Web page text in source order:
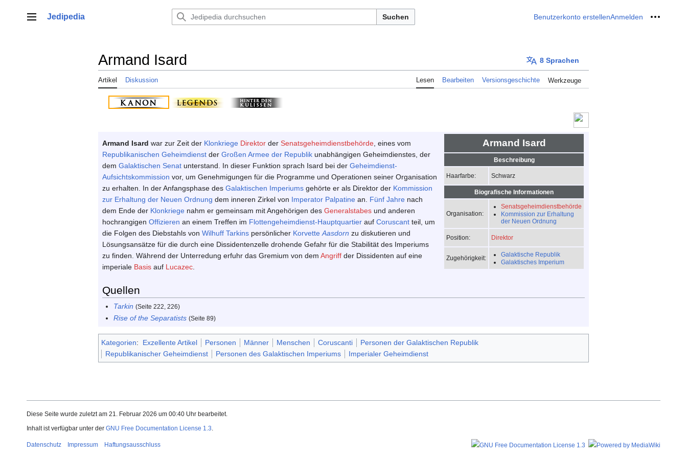
springenHauptmenü
Jedipedia Suchen Benutzerkonto erstellenAnmelden Meine
Armand Isard 8 Sprachen
Artikel Diskussion Lesen Bearbeiten Versionsgeschichte Werkzeuge
Armand Isard
Beschreibung
Haarfarbe: Schwarz
Biografische Informationen
Organisation:
Senatsgeheimdienstbehörde
Kommission zur Erhaltung
der Neuen Ordnung
Position: Direktor
Zugehörigkeit:
Galaktische Republik
Galaktisches Imperium
Armand Isard war zur Zeit der Klonkriege Direktor der Senatsgeheimdienstbehörde , eines vom
Republikanischen Geheimdienst der Großen Armee der Republik unabhängigen Geheimdienstes, der
dem Galaktischen Senat unterstand. In dieser Funktion sprach Isard bei der Geheimdienst-
Aufsichtskommission vor, um Genehmigungen für die Programme und Operationen seiner Organisation
zu erhalten. In der Anfangsphase des Galaktischen Imperiums gehörte er als Direktor der Kommission
zur Erhaltung der Neuen Ordnung dem inneren Zirkel von Imperator Palpatine an. Fünf Jahre nach
dem Ende der Klonkriege nahm er gemeinsam mit Angehörigen des Generalstabes und anderen
hochrangigen Offizieren an einem Treffen im Flottengeheimdienst-Hauptquartier auf Coruscant teil, um
die Folgen des Diebstahls von Wilhuff Tarkins persönlicher Korvette Aasdorn zu diskutieren und
Lösungsansätze für die durch eine Dissidentenzelle drohende Gefahr für die Stabilität des Imperiums
zu finden. Während der Unterredung erfuhr das Gremium von dem Angriff der Dissidenten auf eine
imperiale Basis auf Lucazec
Quellen
Tarkin (Seite 222, 226)
Rise of the Separatists (Seite 89)
Kategorien: Exzellente Artikel Personen Männer Menschen Coruscanti
Personen der Galaktischen Republik
Republikanischer Geheimdienst
Personen des Galaktischen Imperiums Imperialer Geheimdienst
Diese Seite wurde zuletzt am 21. Februar 2026 um 00:40 Uhr bearbeitet.
Inhalt ist verfügbar unter der GNU Free Documentation License 1.3
Datenschutz Impressum Haftungsausschluss